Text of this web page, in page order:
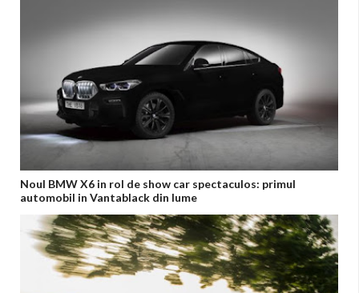
Noul BMW X6 in rol de show car spectaculos: primul
automobil in Vantablack din lume